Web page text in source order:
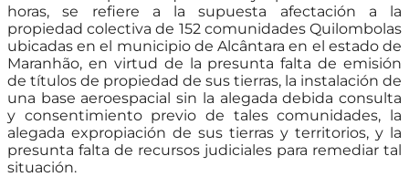
horas, se refiere a la supuesta afectación a la
propiedad colectiva de 152 comunidades Quilombolas
ubicadas en el municipio de Alcântara en el estado de
Maranhão, en virtud de la presunta falta de emisión
de títulos de propiedad de sus tierras, la instalación de
una base aeroespacial sin la alegada debida consulta
y consentimiento previo de tales comunidades, la
alegada expropiación de sus tierras y territorios, y la
presunta falta de recursos judiciales para remediar tal
situación.